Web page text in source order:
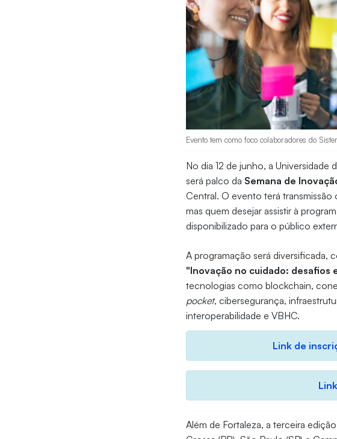
Evento tem como foco colaboradores do
No dia 12 de junho, a Universidade
será palco da Semana de
Central. O evento terá
mas quem desejar assistir à
disponibilizado para o público
A programação será diversificada,
"Inovação no cuidado: desafios
tecnologias como blockchain,
pocket, cibersegurança,
interoperabilidade e VBHC.
Link de
Além de Fortaleza, a terceira